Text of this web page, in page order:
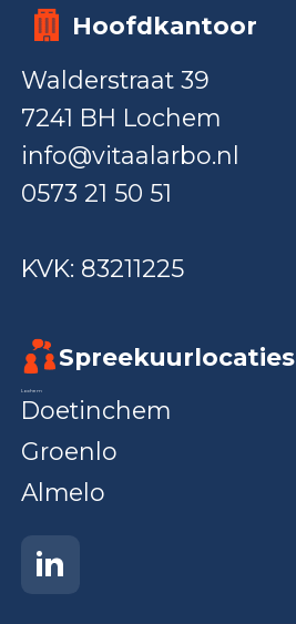
Hoofdkantoor
Walderstraat 39
7241 BH Lochem
info@vitaalarbo.nl
0573 21 50 51
KVK: 83211225
Spreekuurlocaties
Lochem
Doetinchem
Groenlo
Almelo